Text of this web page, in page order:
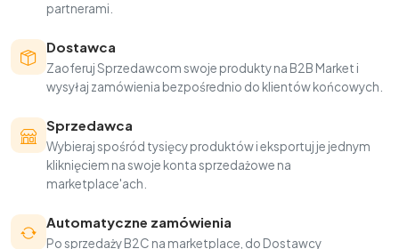
partnerami.
Dostawca
Zaoferuj Sprzedawcom swoje produkty na B2B Market i
wysyłaj zamówienia bezpośrednio do klientów końcowych.
Sprzedawca
Wybieraj spośród tysięcy produktów i eksportuj je jednym
kliknięciem na swoje konta sprzedażowe na
marketplace'ach.
Automatyczne zamówienia
Po sprzedaży B2C na marketplace, do Dostawcy